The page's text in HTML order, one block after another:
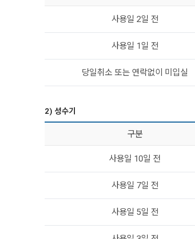
사용일 2일 전
사용일 1일 전
당일취소 또는 연락없이 미입실
2) 성수기
구분
사용일 10일 전
사용일 7일 전
사용일 5일 전